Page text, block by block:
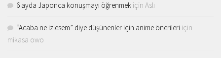
6 ayda Japonca konuşmayı öğrenmek için Aslı
“Acaba ne izlesem” diye düşünenler için anime önerileri için
mikasa owo